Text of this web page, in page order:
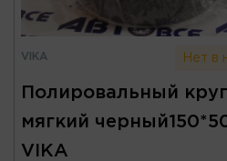
VIKA Нет в
Полировальный
мягкий
VIKA